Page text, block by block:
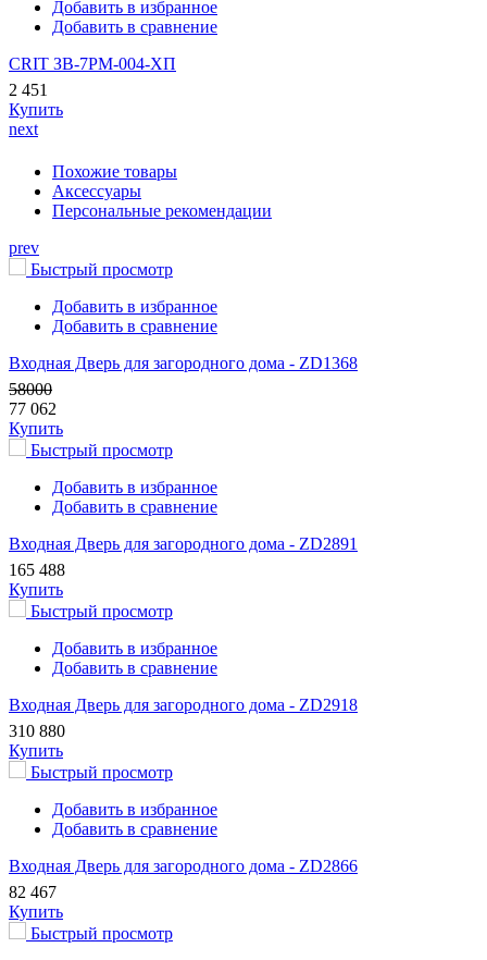
Добавить в избранное
Добавить в сравнение
CRIT ЗВ-7РМ-004-ХП
2 451
Купить
next
Похожие товары
Аксессуары
Персональные рекомендации
prev
Быстрый просмотр
Добавить в избранное
Добавить в сравнение
Входная Дверь для загородного дома - ZD1368
58000
77 062
Купить
Быстрый просмотр
Добавить в избранное
Добавить в сравнение
Входная Дверь для загородного дома - ZD2891
165 488
Купить
Быстрый просмотр
Добавить в избранное
Добавить в сравнение
Входная Дверь для загородного дома - ZD2918
310 880
Купить
Быстрый просмотр
Добавить в избранное
Добавить в сравнение
Входная Дверь для загородного дома - ZD2866
82 467
Купить
Быстрый просмотр